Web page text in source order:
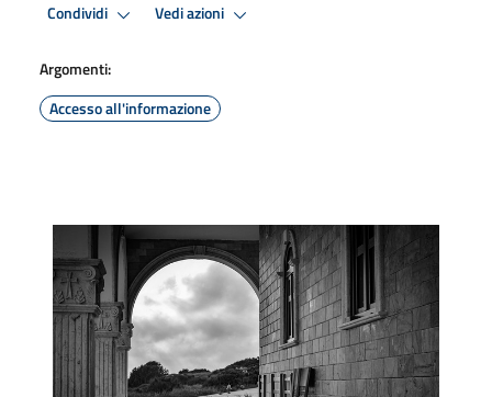
Condividi Vedi azioni
Argomenti:
Accesso all'informazione